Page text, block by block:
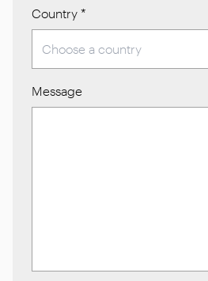
Country *
Message